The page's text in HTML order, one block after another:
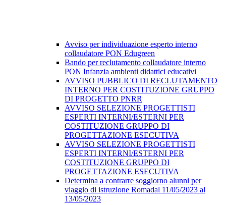
Avviso per individuazione esperto interno
collaudatore PON Edugreen
Bando per reclutamento collaudatore interno
PON Infanzia ambienti didattici educativi
AVVISO PUBBLICO DI RECLUTAMENTO
INTERNO PER COSTITUZIONE GRUPPO
DI PROGETTO PNRR
AVVISO SELEZIONE PROGETTISTI
ESPERTI INTERNI/ESTERNI PER
COSTITUZIONE GRUPPO DI
PROGETTAZIONE ESECUTIVA
AVVISO SELEZIONE PROGETTISTI
ESPERTI INTERNI/ESTERNI PER
COSTITUZIONE GRUPPO DI
PROGETTAZIONE ESECUTIVA
Determina a contrarre soggiorno alunni per
viaggio di istruzione Romadal 11/05/2023 al
13/05/2023